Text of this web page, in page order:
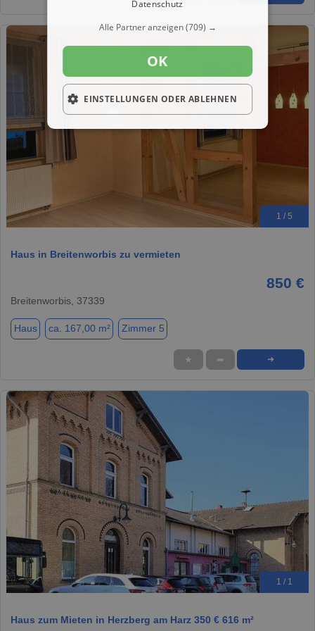
1 / 5
Haus in Breitenworbis zu vermieten
850 €
Breitenworbis, 37339
Haus ca. 167,00 m² Zimmer 5
★ ➦ ➜
1 / 1
Haus zum Mieten in Herzberg am Harz 350 € 616 m²
Datenschutz
Alle Partner anzeigen(709) →
OK
EINSTELLUNGEN ODER ABLEHNEN